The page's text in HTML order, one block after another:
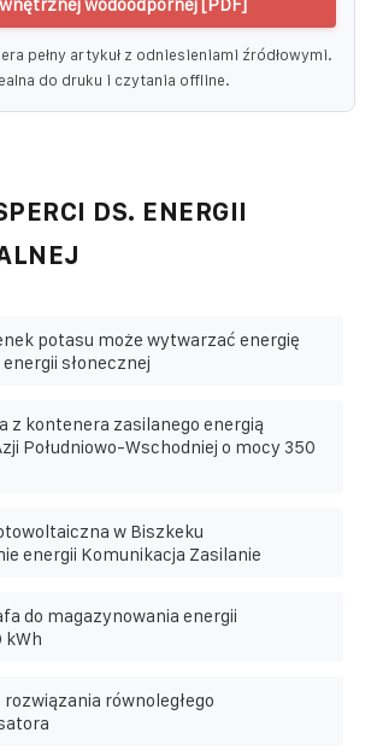
pełny artykuł z odniesieniami źródłowymi.
do druku i czytania offline.
DS. ENERGII
potasu może wytwarzać energię
słonecznej
z kontenera zasilanego energią
Południowo-Wschodniej o mocy 350
w Biszkeku
energii Komunikacja Zasilanie
do magazynowania energii
kWh
równoległego